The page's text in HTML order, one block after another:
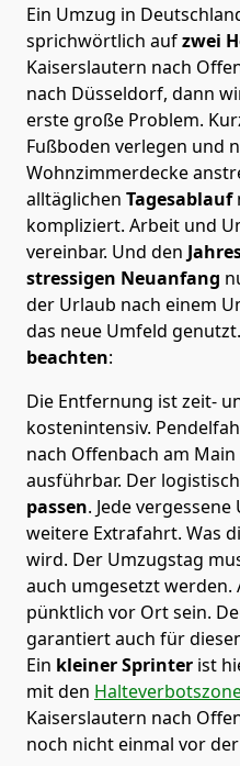
Ein Umzug in
sprichwörtlich aufzwei
Kaiserslautern nach
nach Düsseldorf, dann
erste große Problem.
Fußboden verlegen und
Wohnzimmerdecke
alltäglichen Tagesablauf
kompliziert. Arbeit und
vereinbar. Und den
stressigen Neuanfang
der Urlaub nach einem
das neue Umfeld
beachten:
Die Entfernung ist zeit-
kostenintensiv.
nach Offenbach am
ausführbar. Der
passen. Jede
weitere Extrafahrt. Was
wird. Der Umzugstag
auch umgesetzt werden.
pünktlich vor Ort sein.
garantiert auch für
Ein kleiner Sprinter ist
mit den
Kaiserslautern nach
noch nicht einmal vor